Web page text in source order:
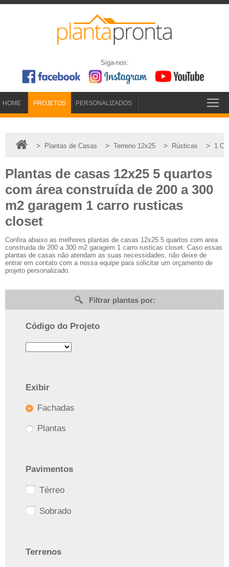
Siga-nos:
HOME PROJETOS PERSONALIZADOS
> Plantas de Casas > Terreno 12x25 > Rústicas > 1
Plantas de casas 12x25 5 quartos
com área construída de 200 a 300
m2 garagem 1 carro rusticas
closet
Confira abaixo as melhores plantas de casas 12x25 5 quartos com area
construida de 200 a 300 m2 garagem 1 carro rusticas closet. Caso essas
plantas de casas não atendam as suas necessidades, não deixe de
entrar em contato com a nossa equipe para solicitar um orçamento de
projeto personalizado.
Filtrar plantas por:
Código do Projeto
Exibir
Fachadas
Plantas
Pavimentos
Térreo
Sobrado
Terrenos